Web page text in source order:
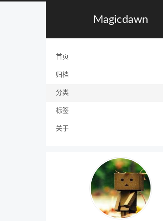
Magicdawn
首页
归档
分类
标签
关于